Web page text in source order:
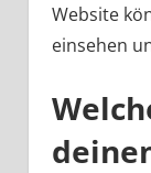
Website
einsehen